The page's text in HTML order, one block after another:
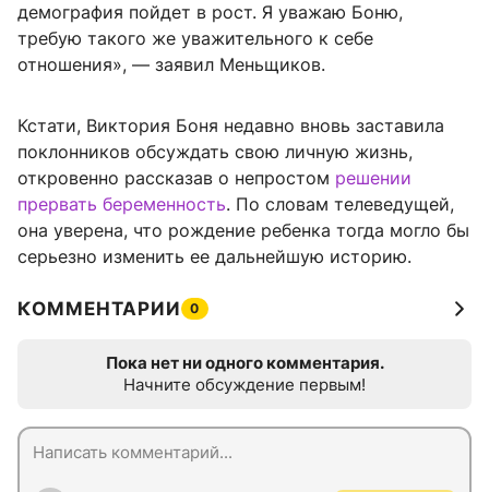
демография пойдет в рост. Я уважаю Боню,
требую такого же уважительного к себе
отношения», — заявил Меньщиков.
Кстати, Виктория Боня недавно вновь заставила
поклонников обсуждать свою личную жизнь,
откровенно рассказав о непростом решении
прервать беременность. По словам телеведущей,
она уверена, что рождение ребенка тогда могло бы
серьезно изменить ее дальнейшую историю.
КОММЕНТАРИИ 0
Пока нет ни одного комментария.
Начните обсуждение первым!